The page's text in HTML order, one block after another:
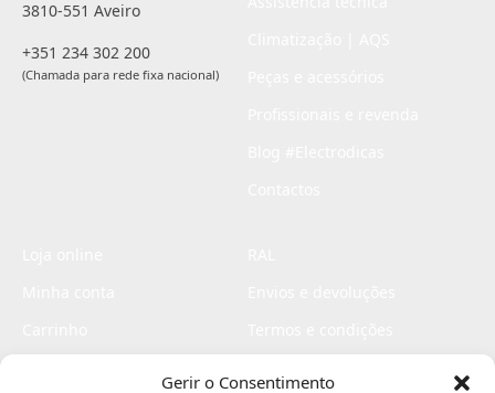
Gerir o Consentimento
3810-551 Aveiro
+351 234 302 200
(Chamada para rede fixa nacional)